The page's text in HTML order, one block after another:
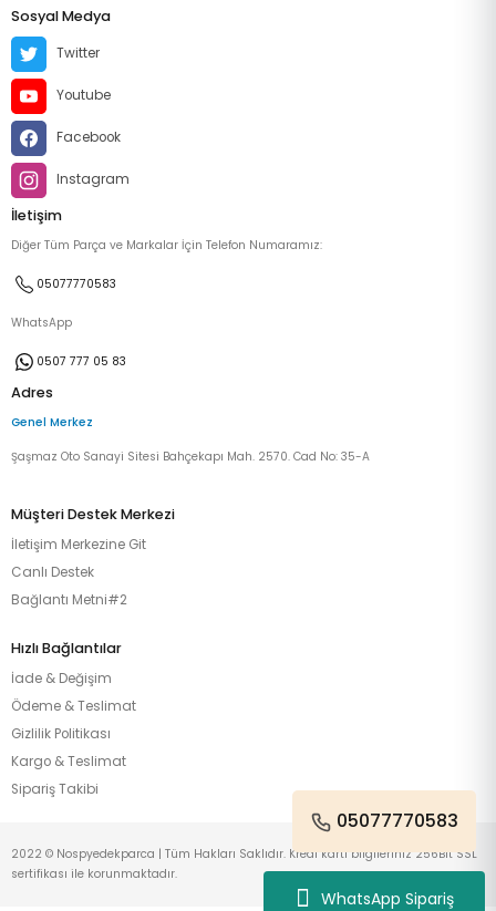
WhatsApp Sipariş
Sosyal Medya
Twitter
Youtube
Facebook
Instagram
İletişim
Diğer Tüm Parça ve Markalar İçin Telefon Numaramız:
05077770583
WhatsApp
0507 777 05 83
Adres
Genel Merkez
Şaşmaz Oto Sanayi Sitesi Bahçekapı Mah. 2570. Cad No: 35-A
Müşteri Destek Merkezi
İletişim Merkezine Git
Canlı Destek
Bağlantı Metni#2
Hızlı Bağlantılar
İade & Değişim
Ödeme & Teslimat
Gizlilik Politikası
Kargo & Teslimat
Sipariş Takibi
05077770583
2022 © Nospyedekparca | Tüm Hakları Saklıdır. Kredi kartı bilgileriniz 256Bit SSL
sertifikası ile korunmaktadır.